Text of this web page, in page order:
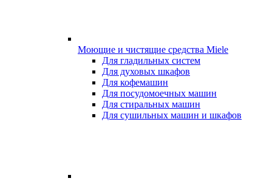
Моющие и чистящие средства Miele
Для гладильных систем
Для духовых шкафов
Для кофемашин
Для посудомоечных машин
Для стиральных машин
Для сушильных машин и шкафов